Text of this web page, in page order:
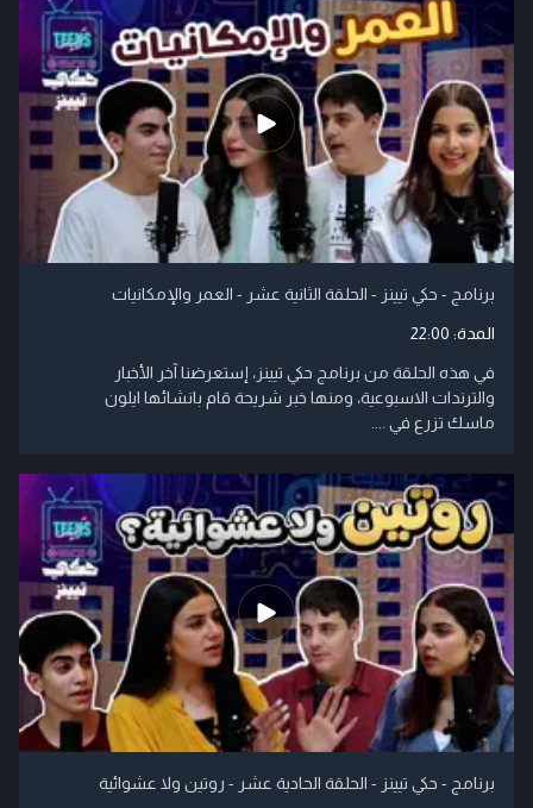
برنامج - حكي تيينز - الحلقة الثانية عشر - العمر والإمكانيات
المدة: 22:00
في هذه الحلقة من برنامج حكي تيينز، إستعرضنا آخر الأخبار
والترندات الاسبوعية، ومنها خبر شريحة قام بانشائها ايلون
ماسك تزرع في ....
برنامج - حكي تيينز - الحلقة الحادية عشر - روتين ولا عشوائية